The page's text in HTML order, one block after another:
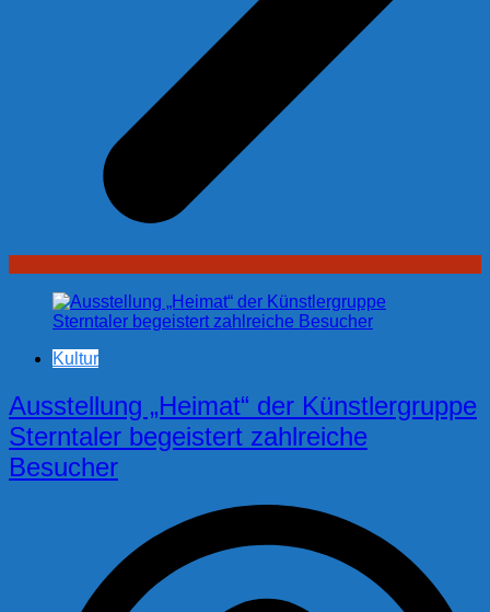
Kultur
Ausstellung „Heimat“ der Künstlergruppe
Sterntaler begeistert zahlreiche
Besucher